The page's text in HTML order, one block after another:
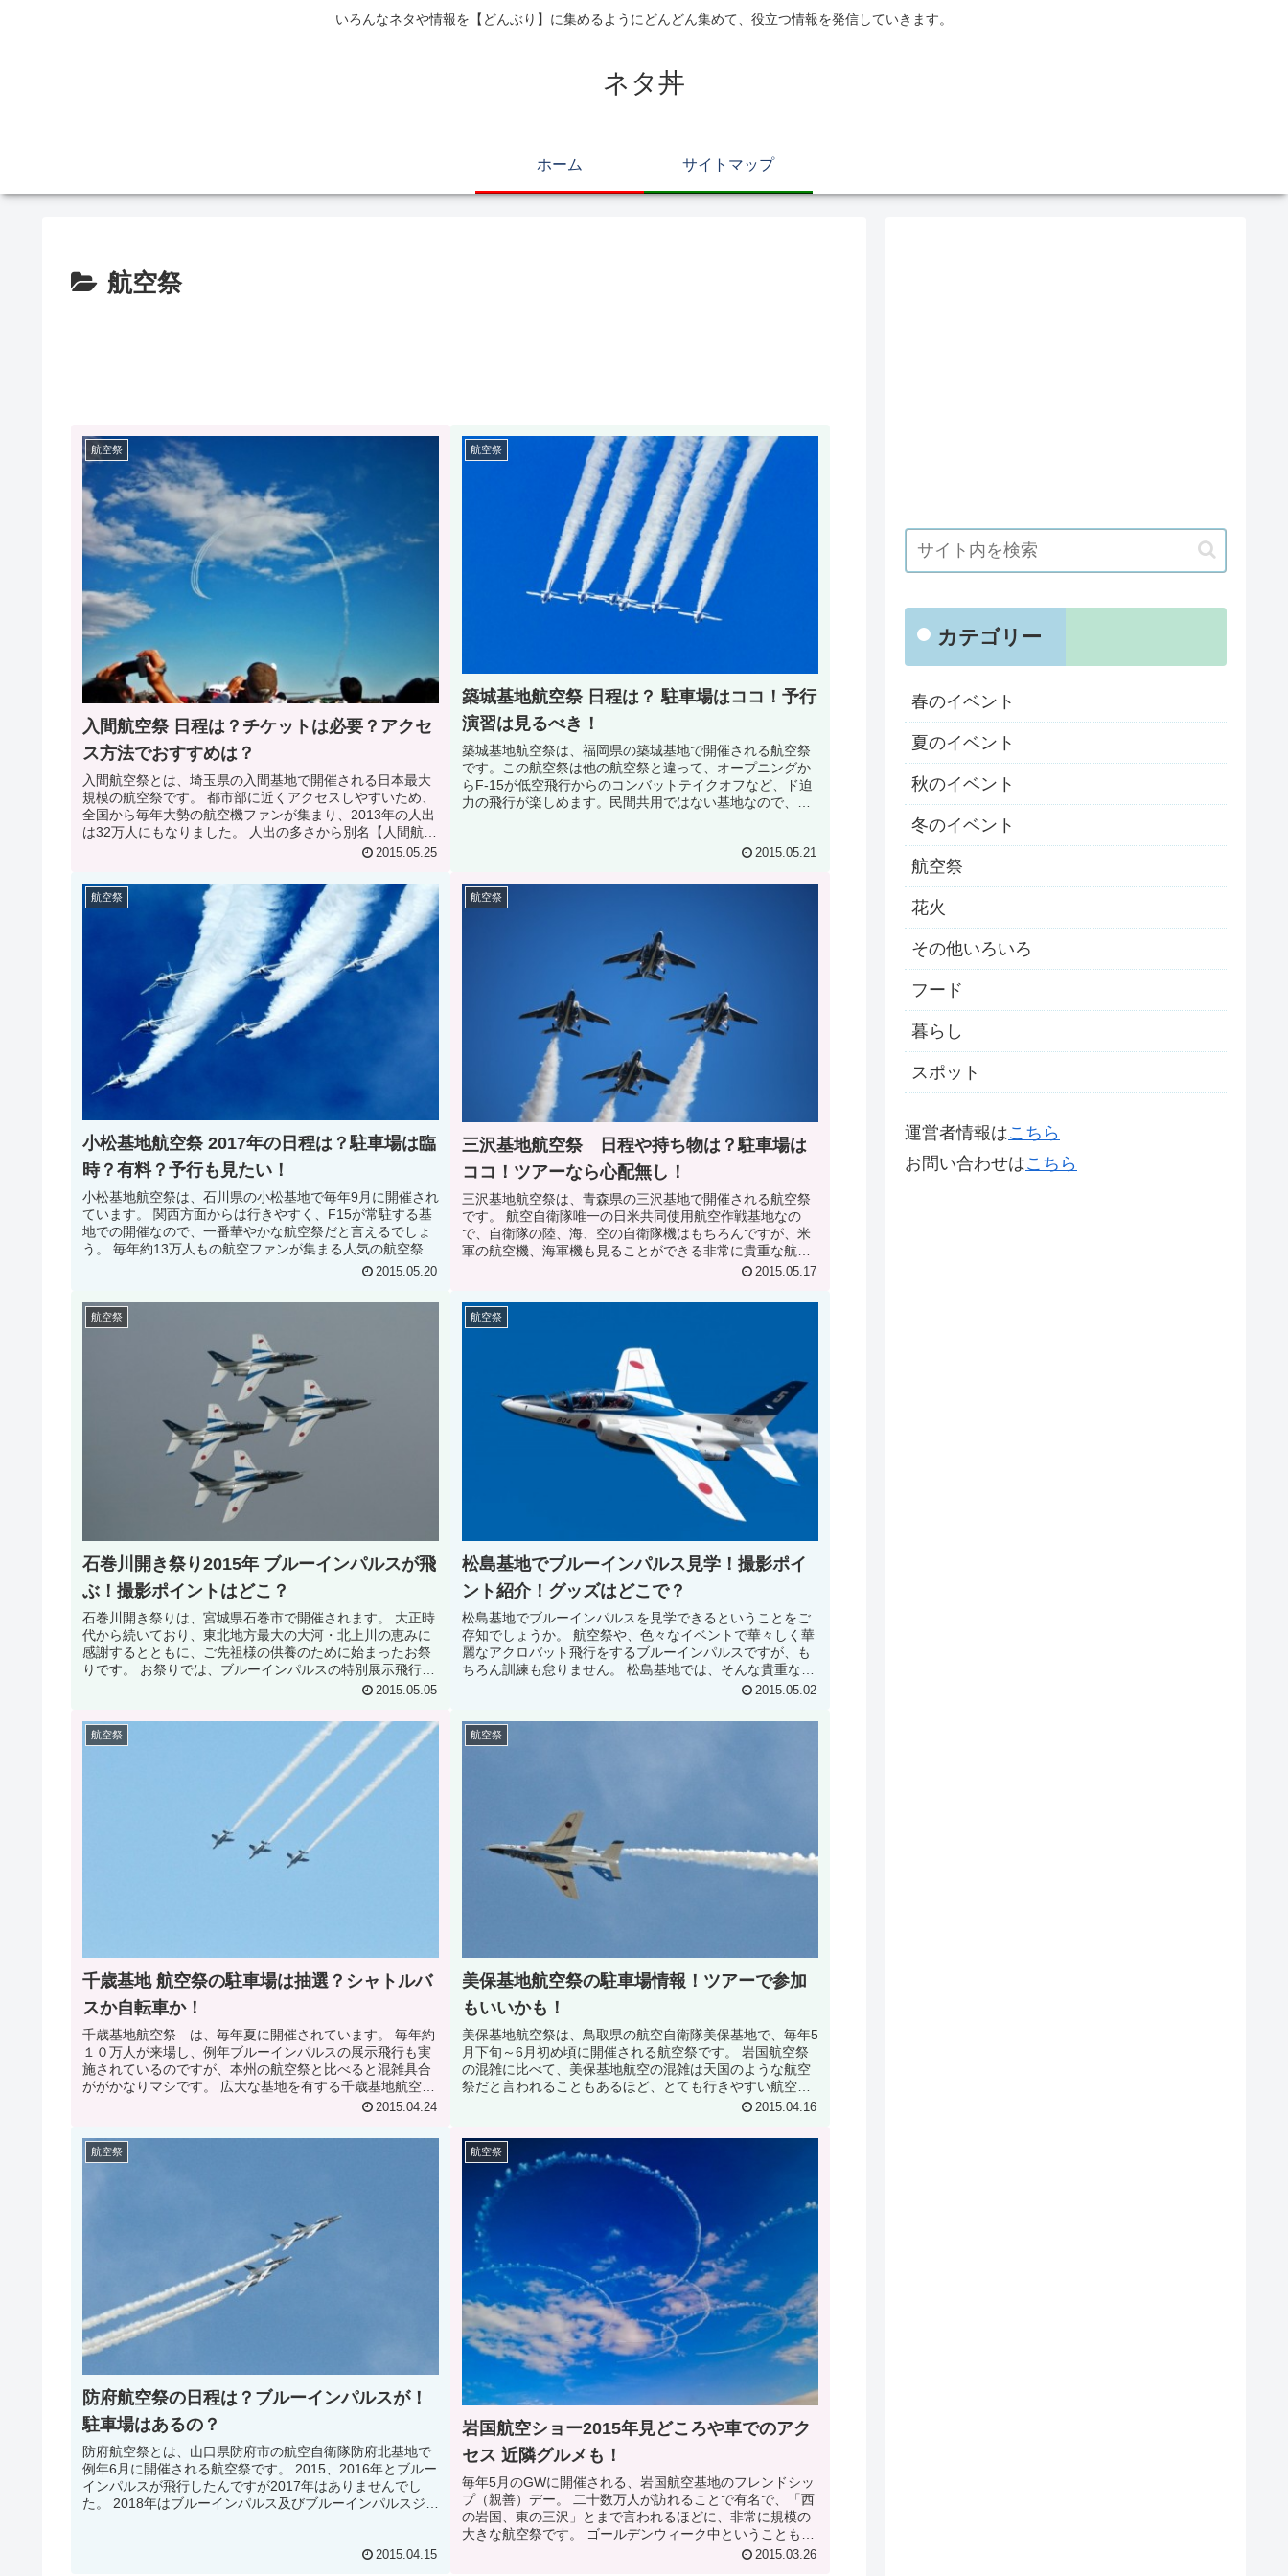
いろんなネタや情報を【どんぶり】に集めるようにどんどん集めて、役立つ情報を発信していきます。
ネタ丼
ホーム サイトマップ
航空祭
航空祭
入間航空祭 日程は？チケットは必要？アクセ
ス方法でおすすめは？
入間航空祭とは、埼玉県の入間基地で開催される日本最大
規模の航空祭です。 都市部に近くアクセスしやすいため、
全国から毎年大勢の航空機ファンが集まり、2013年の人出
は32万人にもなりました。 人出の多さから別名【人間航空
2015.05.25
航空祭
築城基地航空祭 日程は？ 駐車場はココ！予行
演習は見るべき！
築城基地航空祭は、福岡県の築城基地で開催される航空祭
です。この航空祭は他の航空祭と違って、オープニングか
らF-15が低空飛行からのコンバットテイクオフなど、ド迫
力の飛行が楽しめます。民間共用ではない基地なので、機
2015.05.21
航空祭
小松基地航空祭 2017年の日程は？駐車場は臨
時？有料？予行も見たい！
小松基地航空祭は、石川県の小松基地で毎年9月に開催され
ています。 関西方面からは行きやすく、F15が常駐する基
地での開催なので、一番華やかな航空祭だと言えるでしょ
う。 毎年約13万人もの航空ファンが集まる人気の航空祭で
2015.05.20
航空祭
三沢基地航空祭 日程や持ち物は？駐車場は
ココ！ツアーなら心配無し！
三沢基地航空祭は、青森県の三沢基地で開催される航空祭
です。 航空自衛隊唯一の日米共同使用航空作戦基地なの
で、自衛隊の陸、海、空の自衛隊機はもちろんですが、米
軍の航空機、海軍機も見ることができる非常に貴重な航空
2015.05.17
航空祭
石巻川開き祭り2015年 ブルーインパルスが飛
ぶ！撮影ポイントはどこ？
石巻川開き祭りは、宮城県石巻市で開催されます。 大正時
代から続いており、東北地方最大の大河・北上川の恵みに
感謝するとともに、ご先祖様の供養のために始まったお祭
りです。 お祭りでは、ブルーインパルスの特別展示飛行や
2015.05.05
航空祭
松島基地でブルーインパルス見学！撮影ポイ
ント紹介！グッズはどこで？
松島基地でブルーインパルスを見学できるということをご
存知でしょうか。 航空祭や、色々なイベントで華々しく華
麗なアクロバット飛行をするブルーインパルスですが、も
ちろん訓練も怠りません。 松島基地では、そんな貴重な訓
2015.05.02
航空祭
千歳基地 航空祭の駐車場は抽選？シャトルバ
スか自転車か！
千歳基地航空祭 は、毎年夏に開催されています。 毎年約
１０万人が来場し、例年ブルーインパルスの展示飛行も実
施されているのですが、本州の航空祭と比べると混雑具合
ががかなりマシです。 広大な基地を有する千歳基地航空祭
2015.04.24
航空祭
美保基地航空祭の駐車場情報！ツアーで参加
もいいかも！
美保基地航空祭は、鳥取県の航空自衛隊美保基地で、毎年5
月下旬～6月初め頃に開催される航空祭です。 岩国航空祭
の混雑に比べて、美保基地航空の混雑は天国のような航空
祭だと言われることもあるほど、とても行きやすい航空祭
2015.04.16
航空祭
防府航空祭の日程は？ブルーインパルスが！
駐車場はあるの？
防府航空祭とは、山口県防府市の航空自衛隊防府北基地で
例年6月に開催される航空祭です。 2015、2016年とブルー
インパルスが飛行したんですが2017年はありませんでし
た。 2018年はブルーインパルス及びブルーインパルスジュ
2015.04.15
航空祭
岩国航空ショー2015年見どころや車でのアク
セス 近隣グルメも！
毎年5月のGWに開催される、岩国航空基地のフレンドシッ
プ（親善）デー。 二十数万人が訪れることで有名で、「西
の岩国、東の三沢」とまで言われるほどに、非常に規模の
大きな航空祭です。 ゴールデンウィーク中ということもあ
2015.03.26
カテゴリー
春のイベント
夏のイベント
秋のイベント
冬のイベント
航空祭
花火
その他いろいろ
フード
暮らし
スポット
運営者情報はこちら
お問い合わせはこちら